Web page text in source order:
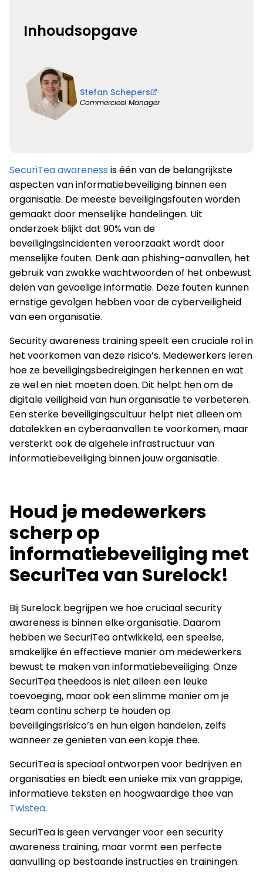
SecuriTea awareness is één van de belangrijkste
aspecten van informatiebeveiliging binnen een
organisatie. De meeste beveiligingsfouten worden
gemaakt door menselijke handelingen. Uit
onderzoek blijkt dat 90% van de
beveiligingsincidenten veroorzaakt wordt door
menselijke fouten. Denk aan phishing-aanvallen, het
gebruik van zwakke wachtwoorden of het onbewust
delen van gevoelige informatie. Deze fouten kunnen
ernstige gevolgen hebben voor de cyberveiligheid
van een organisatie.
Security awareness training speelt een cruciale rol in
het voorkomen van deze risico’s. Medewerkers leren
hoe ze beveiligingsbedreigingen herkennen en wat
ze wel en niet moeten doen. Dit helpt hen om de
digitale veiligheid van hun organisatie te verbeteren.
Een sterke beveiligingscultuur helpt niet alleen om
datalekken en cyberaanvallen te voorkomen, maar
versterkt ook de algehele infrastructuur van
informatiebeveiliging binnen jouw organisatie.
Houd je medewerkers
scherp op
informatiebeveiliging met
SecuriTea van Surelock!
Bij Surelock begrijpen we hoe cruciaal security
awareness is binnen elke organisatie. Daarom
hebben we SecuriTea ontwikkeld, een speelse,
smakelijke én effectieve manier om medewerkers
bewust te maken van informatiebeveiliging. Onze
SecuriTea theedoos is niet alleen een leuke
toevoeging, maar ook een slimme manier om je
team continu scherp te houden op
beveiligingsrisico’s en hun eigen handelen, zelfs
wanneer ze genieten van een kopje thee.
SecuriTea is speciaal ontworpen voor bedrijven en
organisaties en biedt een unieke mix van grappige,
informatieve teksten en hoogwaardige thee van
Twistea.
SecuriTea is geen vervanger voor een security
awareness training, maar vormt een perfecte
aanvulling op bestaande instructies en trainingen.
Inhoudsopgave
Stefan Schepers
Commercieel Manager